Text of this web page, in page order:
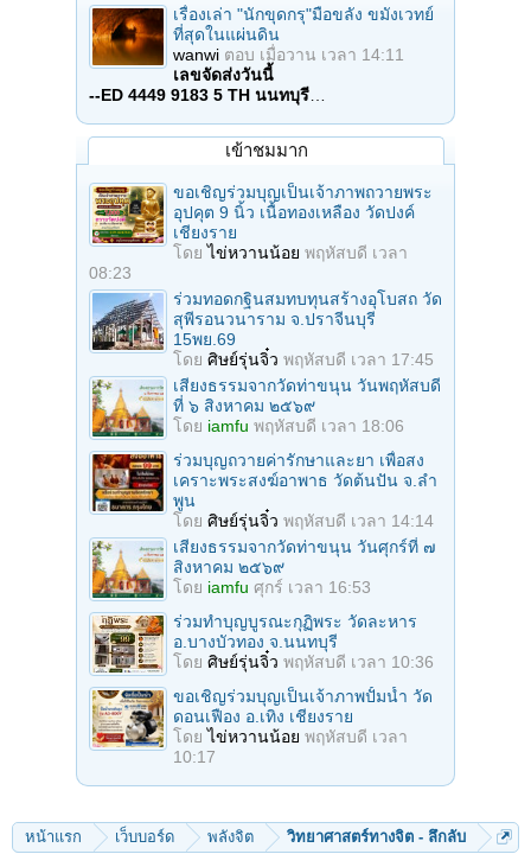
เรื่องเล่า "นักขุดกรุ"มือขลัง ขมังเวทย์
ที่สุดในแผ่นดิน
wanwi ตอบ เมื่อวาน เวลา 14:11
เลขจัดส่งวันนี้
--ED 4449 9183 5 TH นนทบุรี
เข้าชมมาก
ขอเชิญร่วมบุญเป็นเจ้าภาพถวายพระ
อุปคุต 9 นิ้ว เนื้อทองเหลือง วัดปงค์
เชียงราย
โดยไข่หวานน้อย พฤหัสบดี เวลา
08:23
ร่วมทอดกฐินสมทบทุนสร้างอุโบสถ วัด
สุพีรอนวนาราม จ.ปราจีนบุรี
15พย.69
โดย ศิษย์รุ่นจิ๋ว พฤหัสบดี เวลา 17:45
เสียงธรรมจากวัดท่าขนุน วันพฤหัสบดี
ที่ ๖ สิงหาคม ๒๕๖๙
โดย iamfu พฤหัสบดี เวลา 18:06
ร่วมบุญถวายค่ารักษาและยา เพื่อสง
เคราะพระสงฆ์อาพาธ วัดต้นปัน จ.ลํา
พูน
โดย ศิษย์รุ่นจิ๋ว พฤหัสบดี เวลา 14:14
เสียงธรรมจากวัดท่าขนุน วันศุกร์ที่ ๗
สิงหาคม ๒๕๖๙
โดย iamfu ศุกร์ เวลา 16:53
ร่วมทําบุญบูรณะกุฏิพระ วัดละหาร
อ.บางบัวทอง จ.นนทบุรี
โดย ศิษย์รุ่นจิ๋ว พฤหัสบดี เวลา 10:36
ขอเชิญร่วมบุญเป็นเจ้าภาพปั้มน้ำ วัด
ดอนเฟือง อ.เทิง เชียงราย
โดยไข่หวานน้อย พฤหัสบดี เวลา
10:17
หน้าแรก เว็บบอร์ด พลังจิต วิทยาศาสตร์ทางจิต - ลึกลับ